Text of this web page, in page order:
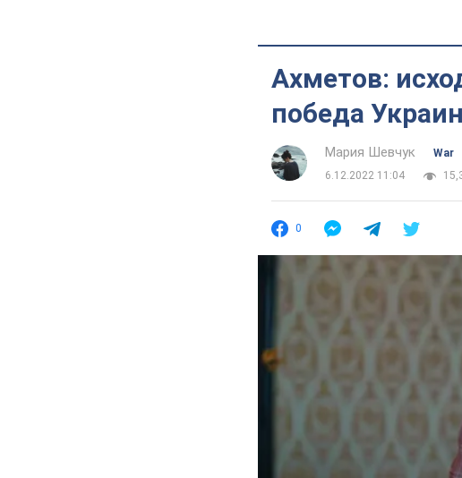
Ахметов:
победа
Мария Шевчук
War
6.12.2022 11:04
0